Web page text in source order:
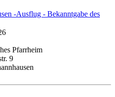
-Ausflug - Bekanntgabe des
Pfarrheim
9